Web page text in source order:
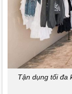
Tận dụng tối đa